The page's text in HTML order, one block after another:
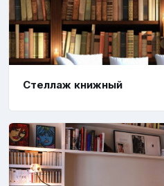
Стеллаж книжный